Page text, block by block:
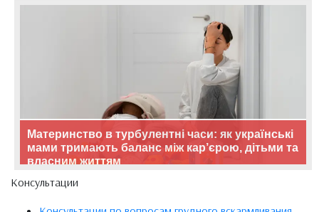
Материнство в турбулентні часи: як українські
мами тримають баланс між кар’єрою, дітьми та
власним життям
Консультации